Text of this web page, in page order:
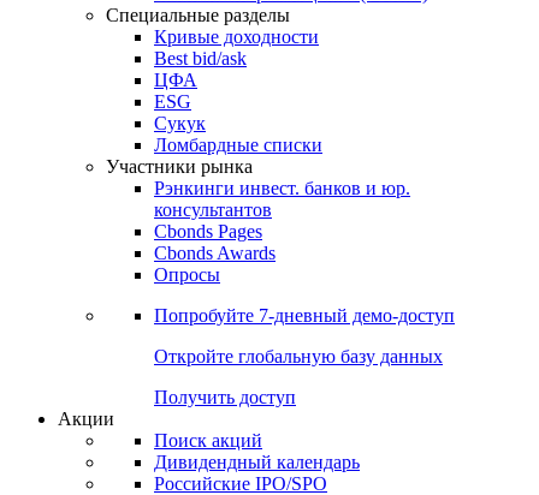
Специальные разделы
Кривые доходности
Best bid/ask
ЦФА
ESG
Сукук
Ломбардные списки
Участники рынка
Рэнкинги инвест. банков и юр.
консультантов
Cbonds Pages
Cbonds Awards
Опросы
Попробуйте 7-дневный демо-доступ
Откройте глобальную базу данных
Получить доступ
Акции
Поиск акций
Дивидендный календарь
Российские IPO/SPO